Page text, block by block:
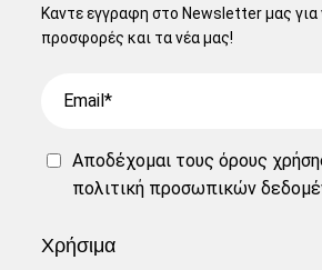
Καντε εγγραφη στο Newsletter μας για
προσφορές και τα νέα μας!
Αποδέχομαι τουςόρους
πολιτική προσωπικών
Χρήσιμα